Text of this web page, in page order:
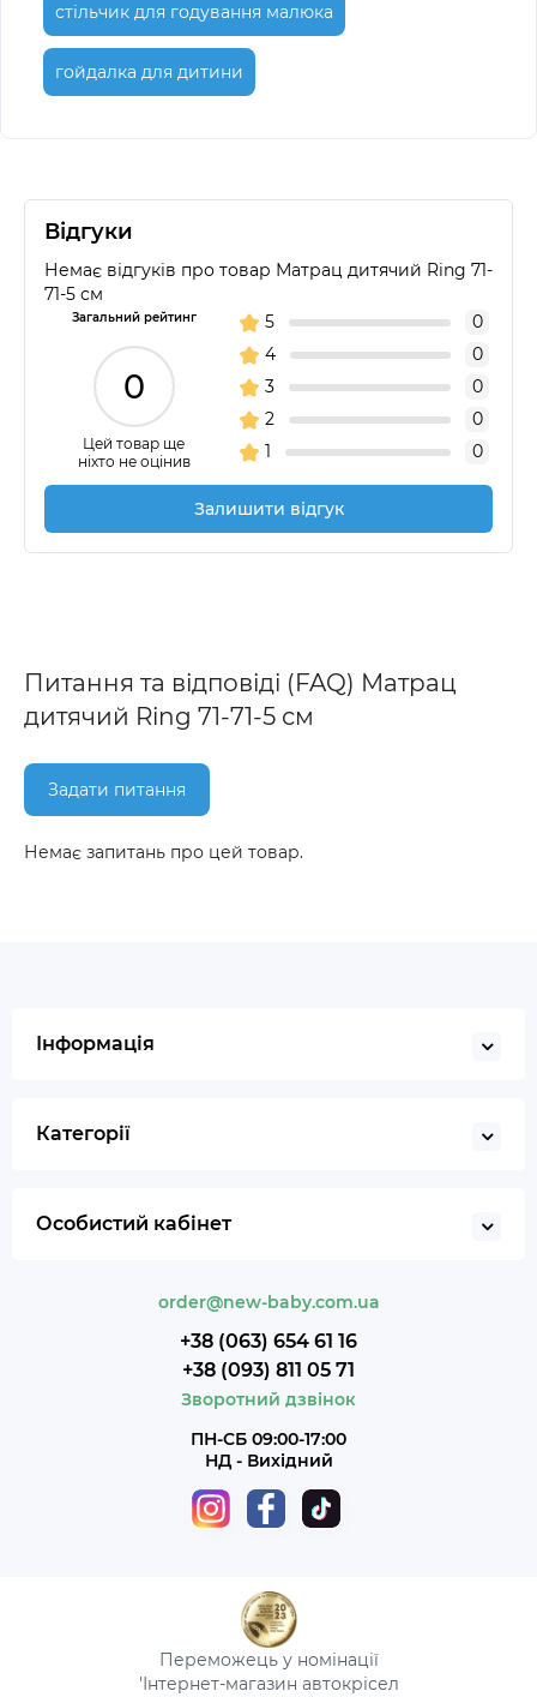
стільчик для годування малюка
гойдалка для дитини
Відгуки
Немає відгуків про товар Матрац дитячий Ring 71-
71-5 см
Загальний рейтинг
0
Цей товар ще
ніхто не оцінив
5
0
4
0
3
0
2
0
1
0
Залишити відгук
Питання та відповіді (FAQ) Матрац
дитячий Ring 71-71-5 см
Задати питання
Немає запитань про цей товар.
Інформація
Категорії
Особистий кабінет
order@new-baby.com.ua
+38 (063) 654 61 16
+38 (093) 811 05 71
Зворотний дзвінок
ПН-СБ 09:00-17:00
НД - Вихідний
Переможець у номінації
'Інтернет-магазин автокрісел